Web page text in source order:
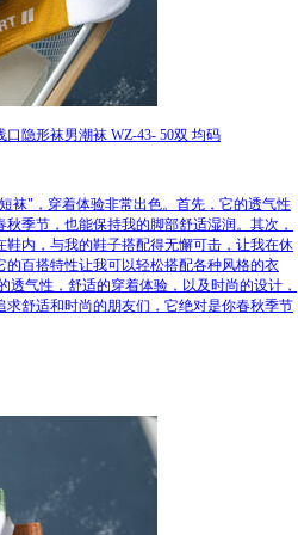
隐形袜男潮袜 WZ-43- 50双 均码
袜"，穿着体验非常出色。首先，它的透气性
季节，也能保持我的脚部舒适湿润。其次，
内，与我的鞋子搭配得无懈可击，让我在休
百搭特性让我可以轻松搭配各种风格的衣
气性，舒适的穿着体验，以及时尚的设计，
舒适和时尚的朋友们，它绝对是你春秋季节